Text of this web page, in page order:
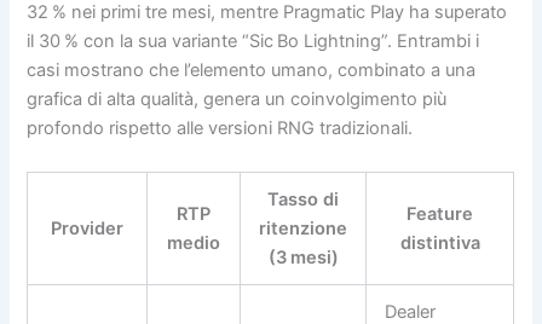
32 % nei primi tre mesi, mentre Pragmatic Play ha superato
il 30 % con la sua variante “Sic Bo Lightning”. Entrambi i
casi mostrano che l’elemento umano, combinato a una
grafica di alta qualità, genera un coinvolgimento più
profondo rispetto alle versioni RNG tradizionali.
Provider
RTP
medio
Tasso di
ritenzione
(3 mesi)
Feature
distintiva
Dealer